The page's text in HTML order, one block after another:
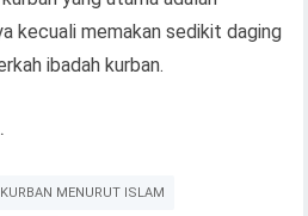
kecuali memakan sedikit daging
ibadah kurban.
MENURUT ISLAM